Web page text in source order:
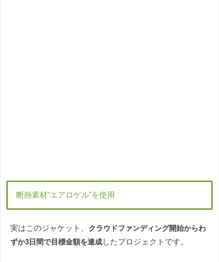
断熱素材”エアロゲル”を使用
実はこのジャケット、 クラウドファンディング開始からわ
ずか3日間で目標金額を達成したプロジェクトです。